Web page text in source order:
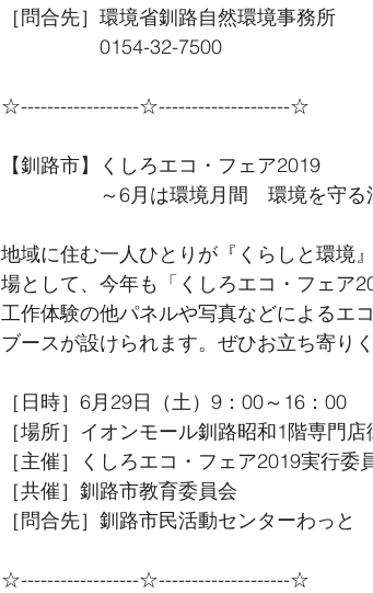
［問合先］環境省釧路自然環境事務所
0154-32-7500
☆------------------☆--------------------☆
【釧路市】くしろエコ・フェア2019
～6月は環境月間　環境を守る活
地域に住む一人ひとりが『くらしと環境
場として、今年も「くしろエコ・フェア
工作体験の他パネルや写真などによるエ
ブースが設けられます。ぜひお立ち寄り
［日時］6月29日（土）9：00～16：00
［場所］イオンモール釧路昭和1階専門
［主催］くしろエコ・フェア2019実行委
［共催］釧路市教育委員会
［問合先］釧路市民活動センターわっと
☆------------------☆--------------------☆